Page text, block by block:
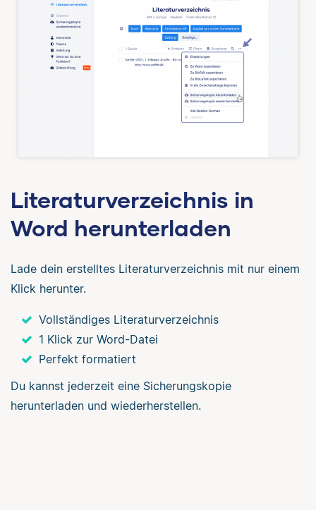
Literaturverzeichnis in
Word herunterladen
Lade dein erstelltes Literaturverzeichnis mit nur einem
Klick herunter.
Vollständiges Literaturverzeichnis
1 Klick zur Word-Datei
Perfekt formatiert
Du kannst jederzeit eine Sicherungskopie
herunterladen und wiederherstellen.